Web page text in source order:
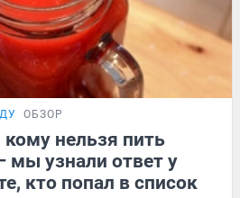
ОБЗОР
нельзя пить
мы узнали ответ у
кто попал в список